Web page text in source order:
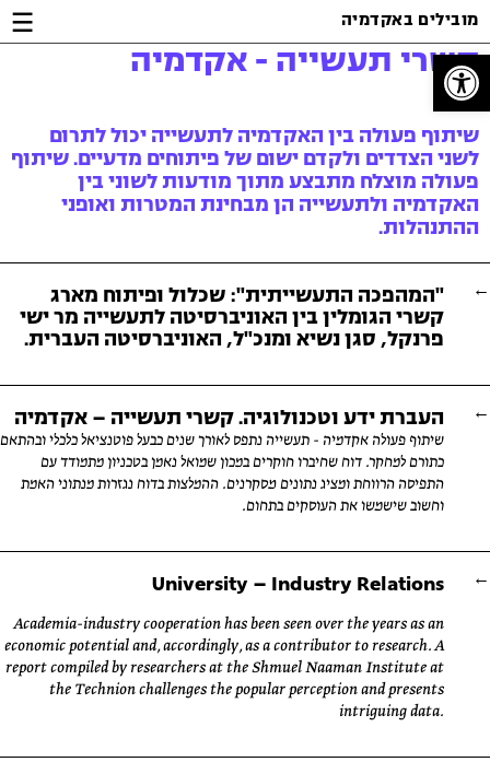
פתח סרגל נגישות
Jump
to
Content
Jump
to
main
menu
Jump
to
footer
מובילים באקדמיה
קשרי תעשייה - אקדמיה
שיתוף פעולה בין האקדמיה לתעשייה יכול לתרום
לשני הצדדים ולקדם ישום של פיתוחים מדעיים. שיתוף
פעולה מוצלח מתבצע מתוך מודעות לשוני בין
האקדמיה ולתעשייה הן מבחינת המטרות ואופני
ההתנהלות.
"המהפכה התעשייתית": שכלול ופיתוח מארג
קשרי הגומלין בין האוניברסיטה לתעשייה מר ישי
פרנקל, סגן נשיא ומנכ"ל, האוניברסיטה העברית.
העברת ידע וטכנולוגיה. קשרי תעשייה – אקדמיה
שיתוף פעולה אקדמיה - תעשייה נתפס לאורך שנים כבעל פוטנציאל כלכלי ובהתאם
כתורם למחקר. דוח שחיברו חוקרים במכון שמואל נאמן בטכניון מתמודד עם
התפיסה הרווחת ומציג נתונים מסקרנים. ההמלצות בדוח נגזרות מנתוני האמת
וחשוב שישמשו את העוסקים בתחום.
University – Industry Relations
Academia-industry cooperation has been seen over the years as an
economic potential and, accordingly, as a contributor to research. A
report compiled by researchers at the Shmuel Naaman Institute at
the Technion challenges the popular perception and presents
intriguing data.